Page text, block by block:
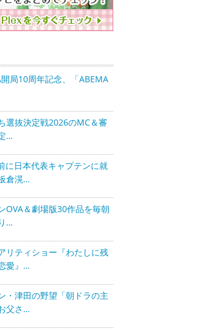
局10周年記念、「ABEMA
選抜決定戦2026のMC＆審
…
に日本代表キャプテンに就
倉滉…
OVA＆劇場版30作品を毎朝
…
リティショー『わたしに残
愛』…
・津田の野望「朝ドラの主
父さ…